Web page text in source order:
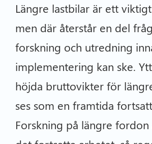
Längre lastbilar är ett
men där återstår en del
forskning och utredning
implementering kan ske.
höjda bruttovikter för
ses som en framtida
Forskning på längre